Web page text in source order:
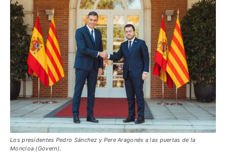
Los presidentes Pedro Sánchez y Pere Aragonés a las puertas de la
Moncloa (Govern).